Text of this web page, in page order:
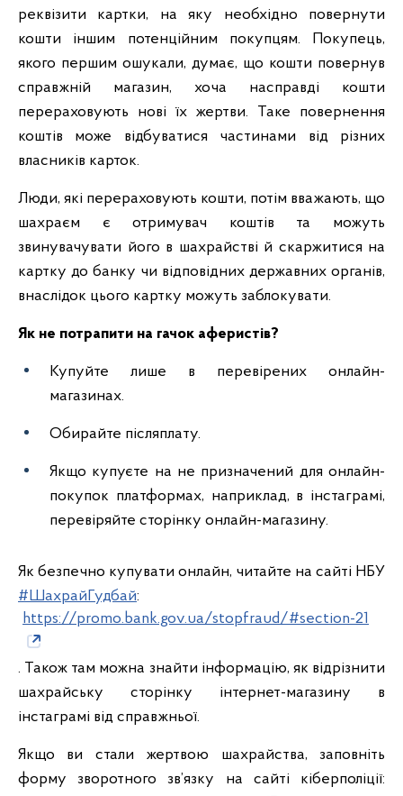
реквізити картки, на яку необхідно повернути
кошти іншим потенційним покупцям. Покупець,
якого першим ошукали, думає, що кошти повернув
справжній магазин, хоча насправді кошти
перераховують нові їх жертви. Таке повернення
коштів може відбуватися частинами від різних
власників карток.
Люди, які перераховують кошти, потім вважають, що
шахраєм є отримувач коштів та можуть
звинувачувати його в шахрайстві й скаржитися на
картку до банку чи відповідних державних органів,
внаслідок цього картку можуть заблокувати.
Як не потрапити на гачок аферистів?
Купуйте лише в перевірених онлайн-
магазинах.
Обирайте післяплату.
Якщо купуєте на не призначений для онлайн-
покупок платформах, наприклад, в інстаграмі,
перевіряйте сторінку онлайн-магазину.
Як безпечно купувати онлайн, читайте на сайті НБУ
#ШахрайГудбай:
https://promo.bank.gov.ua/stopfraud/#section-21
. Також там можна знайти інформацію, як відрізнити
шахрайську сторінку інтернет-магазину в
інстаграмі від справжньої.
Якщо ви стали жертвою шахрайства, заповніть
форму зворотного зв’язку на сайті кіберполіції: